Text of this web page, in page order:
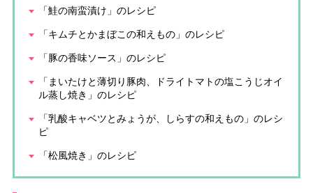
「鮭の南蛮漬け」のレシピ
「キムチとかまぼこの和えもの」のレシピ
「豚の香味ソース」のレシピ
「まいたけと薄切り豚肉、ドライトマトの塩こうじオイ
ル蒸し焼き」のレシピ
「乳酸キャベツとみょうが、しらすの和えもの」のレシ
ピ
「松風焼き」のレシピ